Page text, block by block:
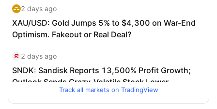
Track all markets on TradingView